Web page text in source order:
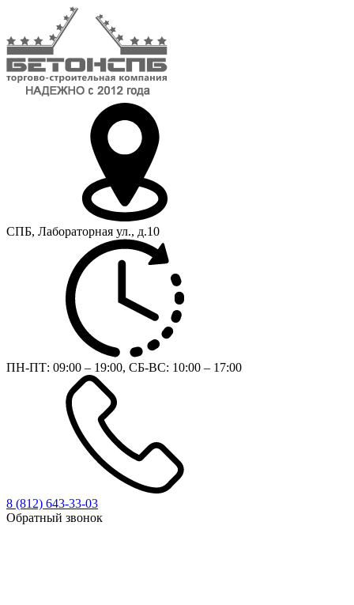
СПБ, Лабораторная ул., д.10
ПН-ПТ: 09:00 – 19:00, СБ-ВС: 10:00 – 17:00
8 (812) 643-33-03
Обратный звонок